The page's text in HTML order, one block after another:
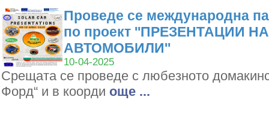
Проведе се международна
по проект ''ПРЕЗЕНТАЦИИ
АВТОМОБИЛИ''
10-04-2025
Срещата се проведе с любезното
Форд“ и в коорди oще ...